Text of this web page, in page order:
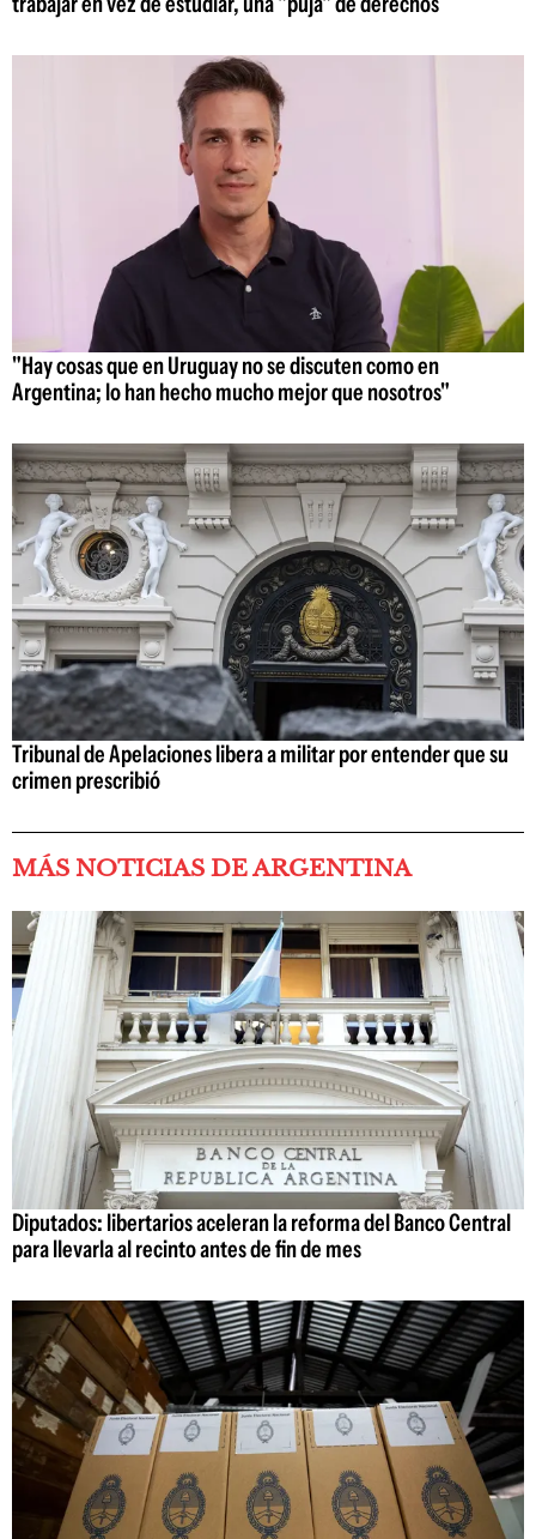
"Hay cosas que en Uruguay no se discuten como en
Argentina; lo han hecho mucho mejor que nosotros"
Tribunal de Apelaciones libera a militar por entender que su
crimen prescribió
MÁS NOTICIAS DE ARGENTINA
Diputados: libertarios aceleran la reforma del Banco Central
para llevarla al recinto antes de fin de mes